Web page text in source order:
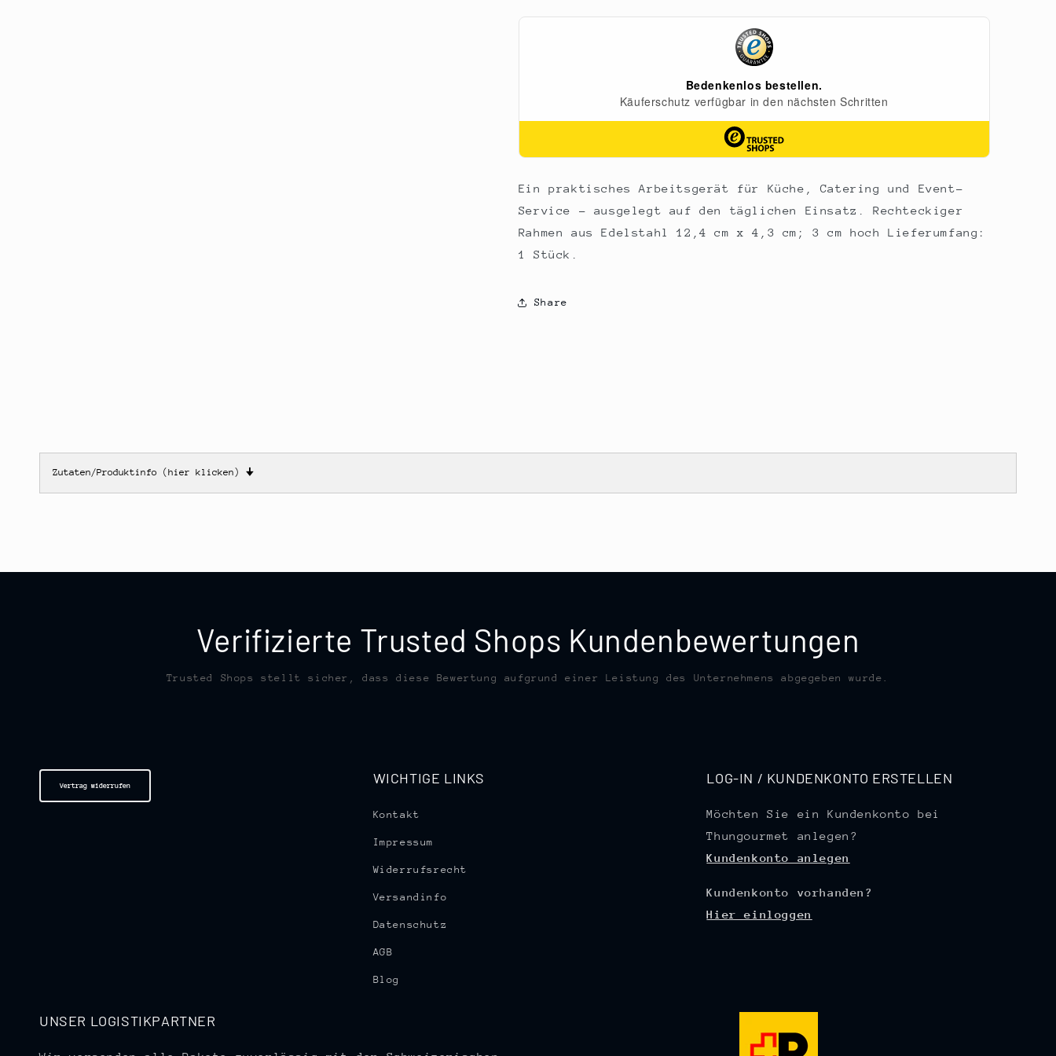
St
Ein praktisches Arbeitsgerät für Küche, Catering und Event-
Service – ausgelegt auf den täglichen Einsatz. Rechteckiger
Rahmen aus Edelstahl 12,4 cm x 4,3 cm; 3 cm hoch Lieferumfang:
1 Stück.
Share
Zutaten/Produktinfo (hier klicken) 🠋
Verifizierte Trusted Shops Kundenbewertungen
Trusted Shops stellt sicher, dass diese Bewertung aufgrund einer Leistung des Unternehmens abgegeben wurde.
Vertrag widerrufen WICHTIGE LINKS
Kontakt
Impressum
Widerrufsrecht
Versandinfo
Datenschutz
AGB
Blog
LOG-IN / KUNDENKONTO ERSTELLEN
Möchten Sie ein Kundenkonto bei
Thungourmet anlegen?
Kundenkonto anlegen
Kundenkonto vorhanden?
Hier einloggen
UNSER LOGISTIKPARTNER